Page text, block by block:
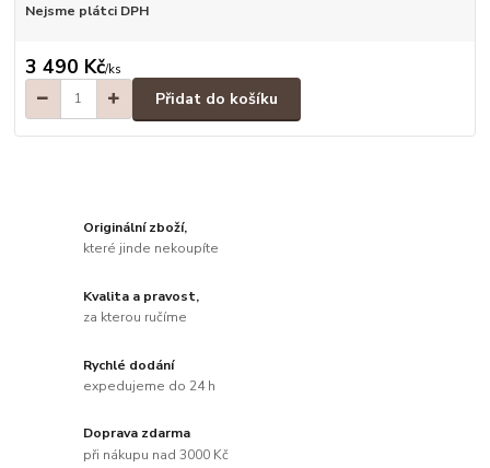
Nejsme plátci DPH
3 490 Kč/ks
Přidat do košíku
Originální zboží,
které jinde nekoupíte
Kvalita a pravost,
za kterou ručíme
Rychlé dodání
expedujeme do 24 h
Doprava zdarma
při nákupu nad 3000 Kč